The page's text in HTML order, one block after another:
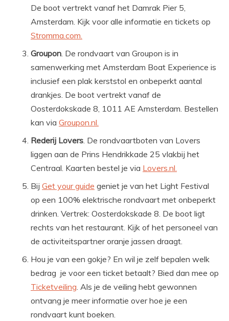
De boot vertrekt vanaf het Damrak Pier 5,
Amsterdam. Kijk voor alle informatie en tickets op
Stromma.com.
Groupon. De rondvaart van Groupon is in
samenwerking met Amsterdam Boat Experience is
inclusief een plak kerststol en onbeperkt aantal
drankjes. De boot vertrekt vanaf de
Oosterdokskade 8, 1011 AE Amsterdam. Bestellen
kan via Groupon.nl.
Rederij Lovers. De rondvaartboten van Lovers
liggen aan de Prins Hendrikkade 25 vlakbij het
Centraal. Kaarten bestel je via Lovers.nl.
Bij Get your guide geniet je van het Light Festival
op een 100% elektrische rondvaart met onbeperkt
drinken. Vertrek: Oosterdokskade 8. De boot ligt
rechts van het restaurant. Kijk of het personeel van
de activiteitspartner oranje jassen draagt.
Hou je van een gokje? En wil je zelf bepalen welk
bedrag je voor een ticket betaalt? Bied dan mee op
Ticketveiling. Als je de veiling hebt gewonnen
ontvang je meer informatie over hoe je een
rondvaart kunt boeken.